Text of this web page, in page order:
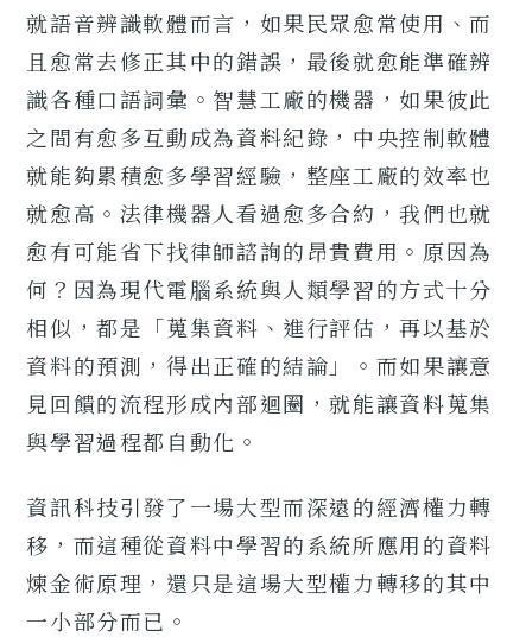
就語音辨識軟體而言，如果民眾愈常使用、而
且愈常去修正其中的錯誤，最後就愈能準確辨
識各種口語詞彙。智慧工廠的機器，如果彼此
之間有愈多互動成為資料紀錄，中央控制軟體
就能夠累積愈多學習經驗，整座工廠的效率也
就愈高。法律機器人看過愈多合約，我們也就
愈有可能省下找律師諮詢的昂貴費用。原因為
何？因為現代電腦系統與人類學習的方式十分
相似，都是「蒐集資料、進行評估，再以基於
資料的預測，得出正確的結論」。而如果讓意
見回饋的流程形成內部迴圈，就能讓資料蒐集
與學習過程都自動化。
資訊科技引發了一場大型而深遠的經濟權力轉
移，而這種從資料中學習的系統所應用的資料
煉金術原理，還只是這場大型權力轉移的其中
一小部分而已。